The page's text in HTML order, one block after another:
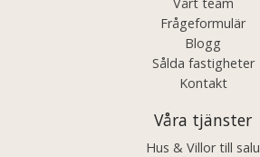
Frågeformulär
Blogg
Sålda fastigheter
Kontakt
Våra tjänster
Hus & Villor till salu